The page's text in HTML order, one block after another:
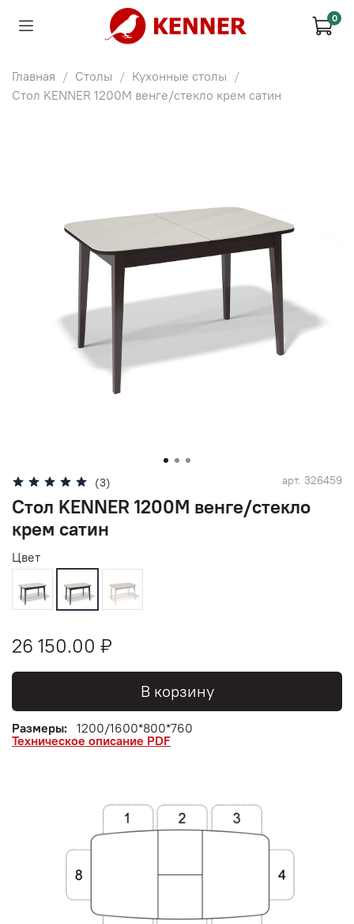
0
Главная Столы
Кухонные столы
Стол KENNER 1200М венге/стекло крем сатин
(3) арт. 326459
Стол KENNER 1200М венге/стекло
крем сатин
Цвет
26 150.00 ₽
В корзину
Размеры: 1200/1600*800*760
Техническое описание PDF